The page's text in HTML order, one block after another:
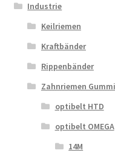
Industrie
Keilriemen
Kraftbänder
Rippenbänder
Zahnriemen Gummi
optibelt HTD
optibelt OMEGA
14M